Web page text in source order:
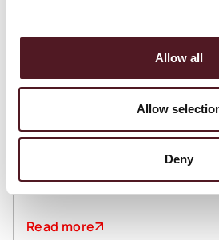
Allow all
Allow
Deny
December 17, 2025
Warum Flowpack die
Read more